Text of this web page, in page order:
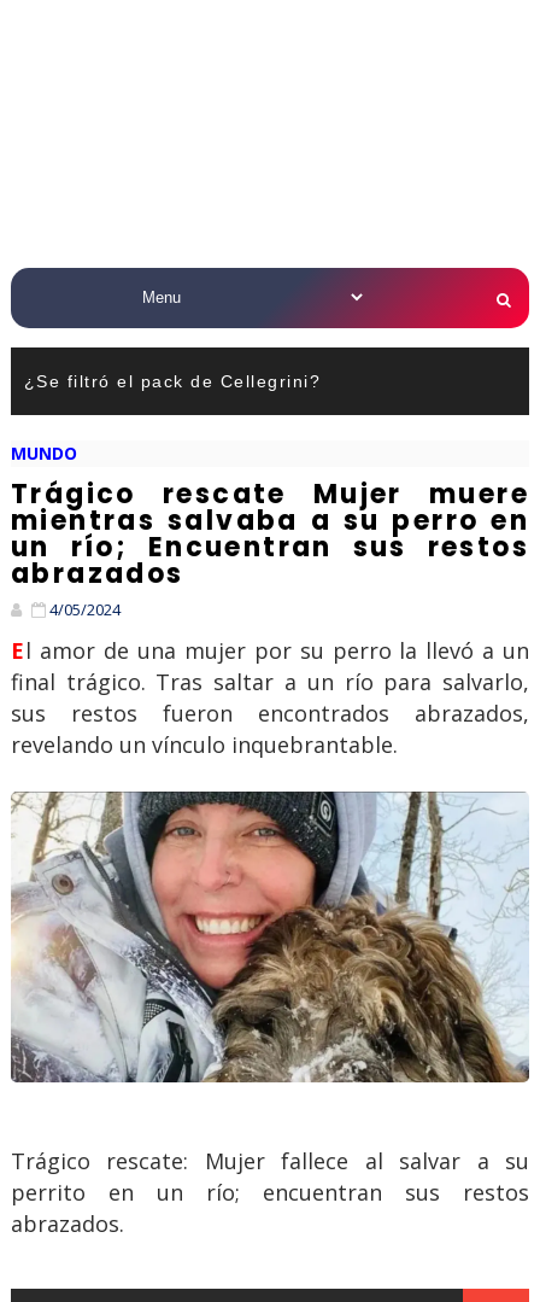
¿Se filtró el pack de Cellegrini?
MUNDO
Trágico rescate Mujer muere
mientras salvaba a su perro en
un río; Encuentran sus restos
abrazados
4/05/2024
El amor de una mujer por su perro la llevó a un
final trágico. Tras saltar a un río para salvarlo,
sus restos fueron encontrados abrazados,
revelando un vínculo inquebrantable.
Trágico rescate: Mujer fallece al salvar a su
perrito en un río; encuentran sus restos
abrazados.